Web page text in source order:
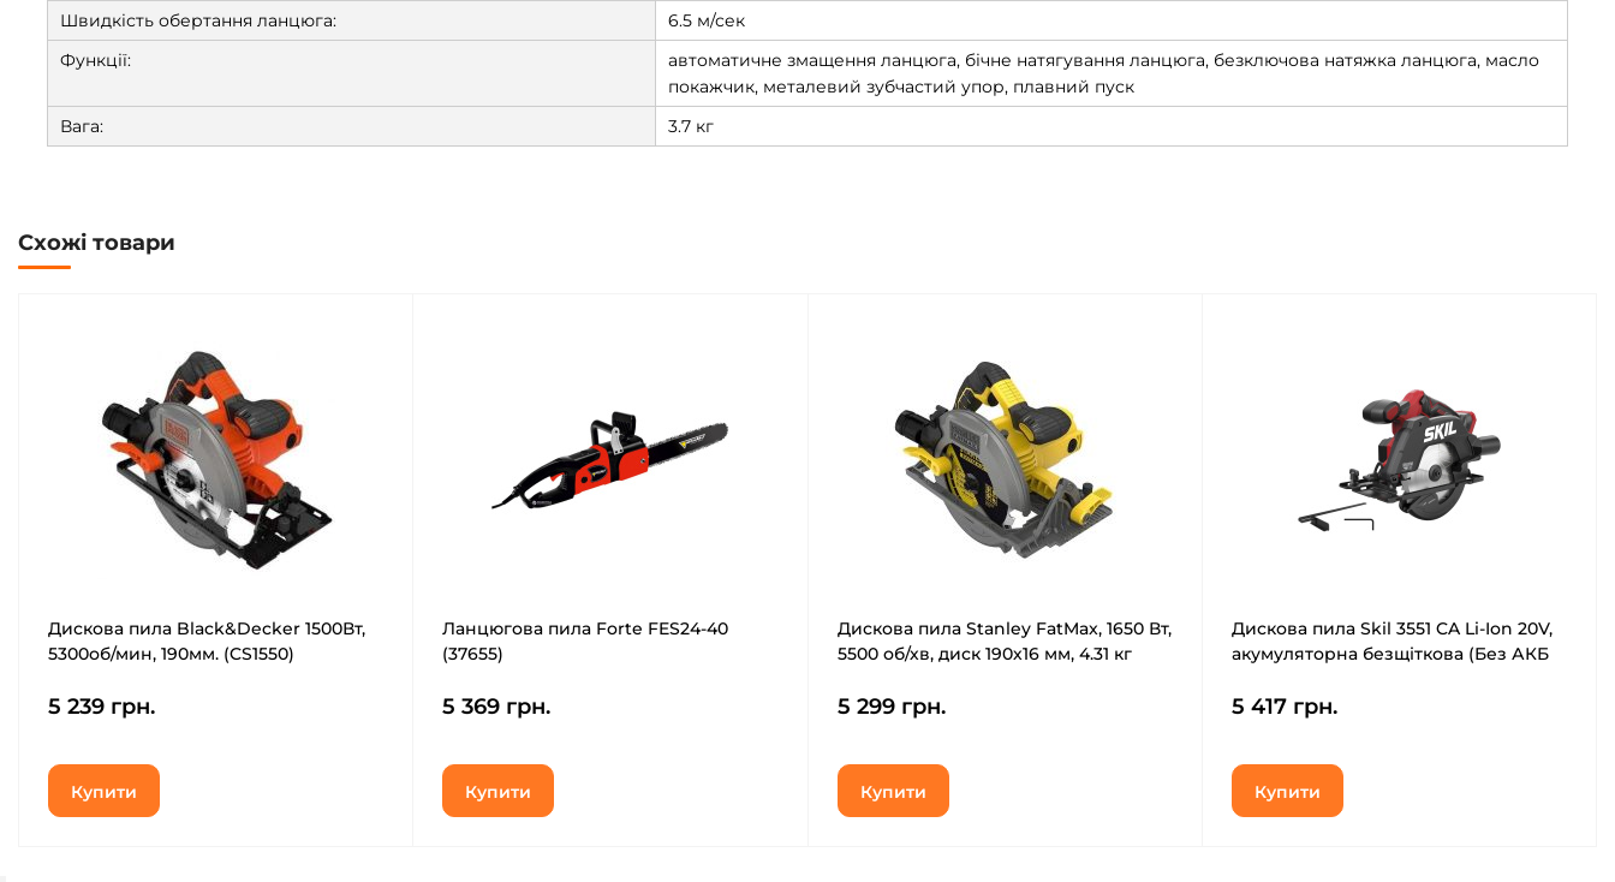
Швидкість обертання ланцюга:
6.5 м/сек
Функції:
автоматичне змащення ланцюга, бічне натягування ланцюга, безключова натяжка ланцюга, масло
покажчик, металевий зубчастий упор, плавний пуск
Вага:
3.7 кг
Схожі товари
Дискова пила Black&Decker 1500Вт,
5300об/мин, 190мм. (CS1550)
5 239 грн.
Купити
Ланцюгова пила Forte FES24-40
(37655)
5 369 грн.
Купити
Дискова пила Stanley FatMax, 1650 Вт,
5500 об/хв, диск 190х16 мм, 4.31 кг
5 299 грн.
Купити
Дискова пила Skil 3551 CA Li-Ion 20V,
акумуляторна безщіткова (Без АКБ
5 417 грн.
Купити